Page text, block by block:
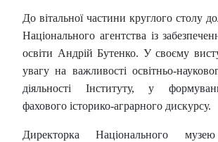
До вітальної частини круглого столу
Національного агентства із
освіти Андрій Бутенко. У своєму
увагу на важливості освітньо-
діяльності Інституту, у
фахового історико-аграрного дискурсу.
Директорка Національного